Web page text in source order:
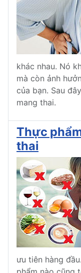
khác nhau. Nó
mà còn ảnh
của bạn. Sau
mang thai.
Thực
thai
ưu tiên hàng